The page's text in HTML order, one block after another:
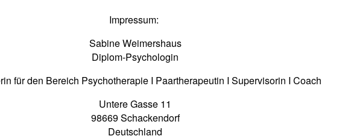
Impressum:
Sabine Weimershaus
Diplom-Psychologin
für den Bereich Psychotherapie I Paartherapeutin I Supervisorin I Coach
Untere Gasse 11
98669 Schackendorf
Deutschland